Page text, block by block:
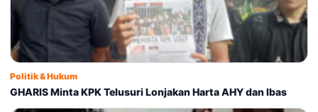
Politik & Hukum
GHARIS Minta KPK Telusuri Lonjakan Harta AHY dan Ibas